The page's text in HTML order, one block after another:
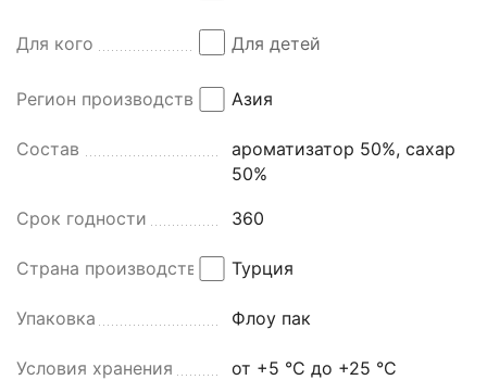
Для кого Для детей
Регион производства Азия
Состав
ароматизатор 50%, сахар
50%
Срок годности 360
Страна производства Турция
Упаковка Флоу пак
Условия хранения от +5 °C до +25 °C